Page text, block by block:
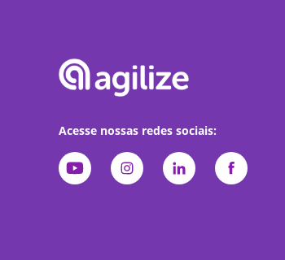
Acesse nossas redes sociais: